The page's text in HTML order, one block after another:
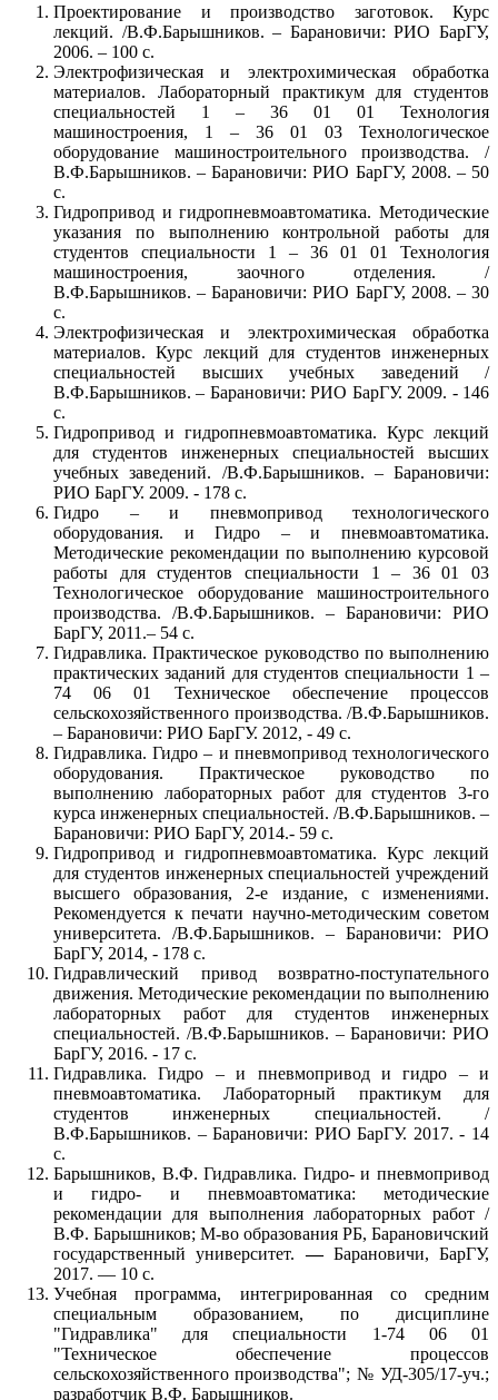
Проектирование и производство заготовок. Курс
лекций. /В.Ф.Барышников. – Барановичи: РИО БарГУ,
2006. – 100 с.
Электрофизическая и электрохимическая обработка
материалов. Лабораторный практикум для студентов
специальностей 1 – 36 01 01 Технология
машиностроения, 1 – 36 01 03 Технологическое
оборудование машиностроительного производства. /
В.Ф.Барышников. – Барановичи: РИО БарГУ, 2008. – 50
с.
Гидропривод и гидропневмоавтоматика. Методические
указания по выполнению контрольной работы для
студентов специальности 1 – 36 01 01 Технология
машиностроения, заочного отделения. /
В.Ф.Барышников. – Барановичи: РИО БарГУ, 2008. – 30
с.
Электрофизическая и электрохимическая обработка
материалов. Курс лекций для студентов инженерных
специальностей высших учебных заведений /
В.Ф.Барышников. – Барановичи: РИО БарГУ. 2009. - 146
с.
Гидропривод и гидропневмоавтоматика. Курс лекций
для студентов инженерных специальностей высших
учебных заведений. /В.Ф.Барышников. – Барановичи:
РИО БарГУ. 2009. - 178 с.
Гидро – и пневмопривод технологического
оборудования. и Гидро – и пневмоавтоматика.
Методические рекомендации по выполнению курсовой
работы для студентов специальности 1 – 36 01 03
Технологическое оборудование машиностроительного
производства. /В.Ф.Барышников. – Барановичи: РИО
БарГУ, 2011.– 54 с.
Гидравлика. Практическое руководство по выполнению
практических заданий для студентов специальности 1 –
74 06 01 Техническое обеспечение процессов
сельскохозяйственного производства. /В.Ф.Барышников.
– Барановичи: РИО БарГУ. 2012, - 49 с.
Гидравлика. Гидро – и пневмопривод технологического
оборудования. Практическое руководство по
выполнению лабораторных работ для студентов 3-го
курса инженерных специальностей. /В.Ф.Барышников. –
Барановичи: РИО БарГУ, 2014.- 59 с.
Гидропривод и гидропневмоавтоматика. Курс лекций
для студентов инженерных специальностей учреждений
высшего образования, 2-е издание, с изменениями.
Рекомендуется к печати научно-методическим советом
университета. /В.Ф.Барышников. – Барановичи: РИО
БарГУ, 2014, - 178 с.
Гидравлический привод возвратно-поступательного
движения. Методические рекомендации по выполнению
лабораторных работ для студентов инженерных
специальностей. /В.Ф.Барышников. – Барановичи: РИО
БарГУ, 2016. - 17 с.
Гидравлика. Гидро – и пневмопривод и гидро – и
пневмоавтоматика. Лабораторный практикум для
студентов инженерных специальностей. /
В.Ф.Барышников. – Барановичи: РИО БарГУ. 2017. - 14
с.
Барышников, В.Ф. Гидравлика. Гидро- и пневмопривод
и гидро- и пневмоавтоматика: методические
рекомендации для выполнения лабораторных работ /
В.Ф. Барышников; М-во образования РБ, Барановичский
государственный университет.— Барановичи, БарГУ,
2017. — 10 с.
Учебная программа, интегрированная со средним
специальным образованием, по дисциплине
"Гидравлика" для специальности 1-74 06 01
"Техническое обеспечение процессов
сельскохозяйственного производства"; № УД-305/17-уч.;
разработчик В.Ф. Барышников.